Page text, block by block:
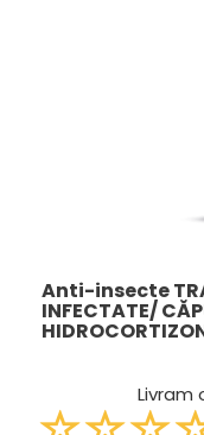
Anti-insecte
INFECTATE/
Livram